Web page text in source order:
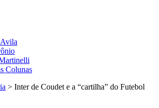
Colunas
> Inter de Coudet e a “cartilha” do Futebol